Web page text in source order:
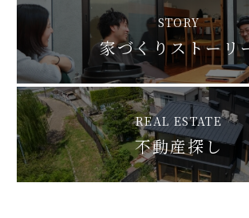
STORY
家づくりストーリ
REAL ESTATE
不動産探し